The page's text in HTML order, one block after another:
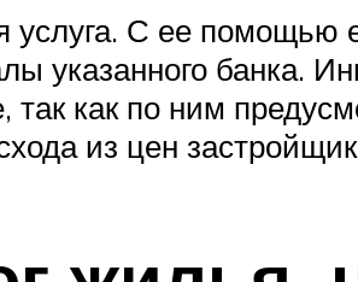
С ее помощью
указанного банка.
так как по ним
из цен